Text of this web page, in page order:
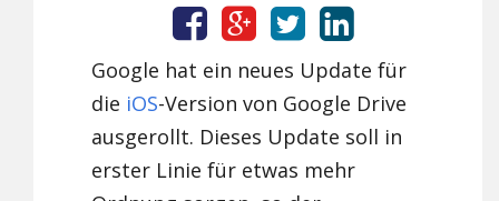
Google hat ein neues Update für
die iOS-Version von Google Drive
ausgerollt. Dieses Update soll in
erster Linie für etwas mehr